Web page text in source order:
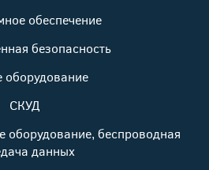
обеспечение
безопасность
оборудование
СКУД
оборудование, беспроводная
данных